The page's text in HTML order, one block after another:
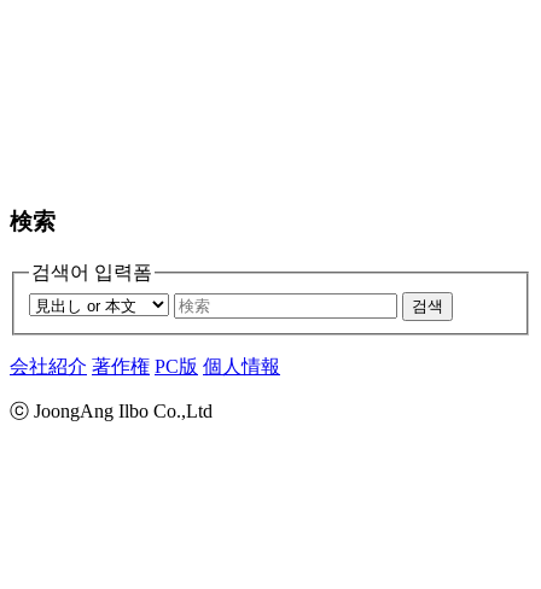
検索
검색어 입력폼
검색
会社紹介 著作権 PC版 個人情報
ⓒ JoongAng Ilbo Co.,Ltd